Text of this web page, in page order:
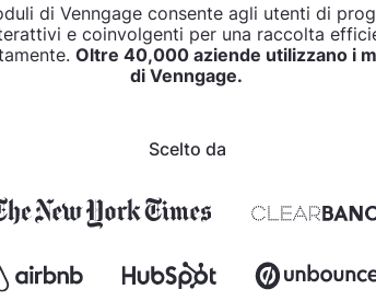
di Venngage consente agli utenti di
e coinvolgenti per una raccolta
Oltre 40,000 aziende utilizzano i
di Venngage.
Scelto da